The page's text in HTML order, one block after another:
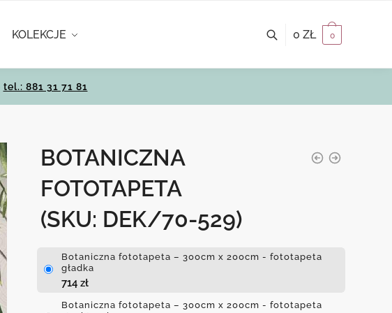
KOLEKCJE 0 ZŁ 0
tel.: 881 31 71 81
BOTANICZNA
FOTOTAPETA
(SKU: DEK/70-529)
Botaniczna fototapeta – 300cm x 200cm - fototapeta
gładka
714 zł
Botaniczna fototapeta – 300cm x 200cm - fototapeta